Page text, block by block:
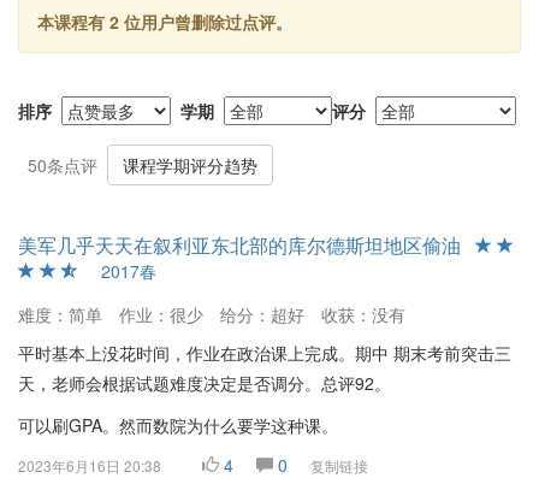
魏老师的给分政策被学生广泛称赞。她根据考试卷面成绩调整分
据情况进行适当调整，这使得大量学生最终总评成绩较高。魏老师
模式使课程对追求GPA的学生极其友好，但对中游成绩的学生有一
教师态度
魏老师为人和蔼，热情耐心。她不仅在课堂上认真负责，还主动在
群内解答学生疑问，是学生眼中的“再生父母”。魏老师偶尔还会给学
生推荐好吃的饭店及其他生活信息，受到学生的一致好评。
综合评价
《光学与原子物理》在魏渭老师的带领下，学生普遍反映课程内容
丰富，教学态度严谨，给分宽松。对于非物理专业的学生，魏老师
本课程有 2 位用户曾删除过点评。
排序 学期 评分
50条点评 课程学期评分趋势
美军几乎天天在叙利亚东北部的库尔德斯坦地区偷油
2017春
难度：简单
作业：很少 给分：超好
收获：没有
平时基本上没花时间，作业在政治课上完成。期中 期末考前突击三
天，老师会根据试题难度决定是否调分。总评92。
可以刷GPA。然而数院为什么要学这种课。
2023年6月16日 20:38 4 0 复制链接